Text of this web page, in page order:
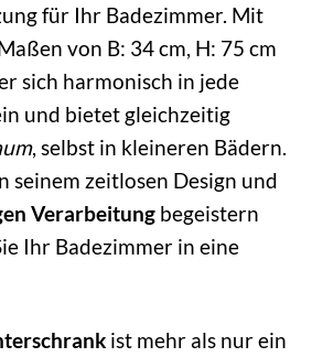
für Ihr Badezimmer. Mit
von B: 34 cm, H: 75 cm
sich harmonisch in jede
und bietet gleichzeitig
, selbst in kleineren Bädern.
seinem zeitlosen Design und
Verarbeitung begeistern
Ihr Badezimmer in eine
ist mehr als nur ein